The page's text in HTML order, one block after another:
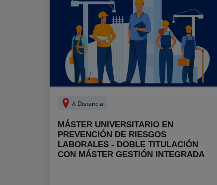
A Distancia
MÁSTER UNIVERSITARIO EN
PREVENCIÓN DE RIESGOS
LABORALES - DOBLE TITULACIÓN
CON MÁSTER GESTIÓN INTEGRADA